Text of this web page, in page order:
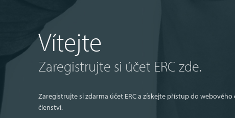
Vítejte
Zaregistrujte si účet ERC zde.
Zaregistrujte si zdarma účet ERC a získejte přístup do
členství.